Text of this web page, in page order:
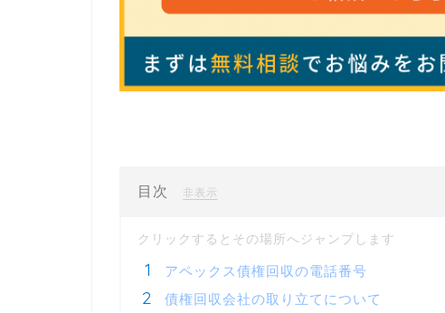
目次 非表示
アペックス債権回収の電話番号
債権回収会社の取り立てについて